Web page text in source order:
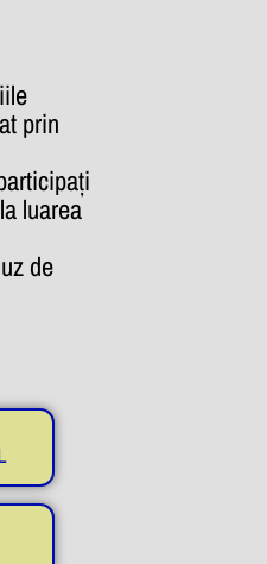
prin
luarea
de